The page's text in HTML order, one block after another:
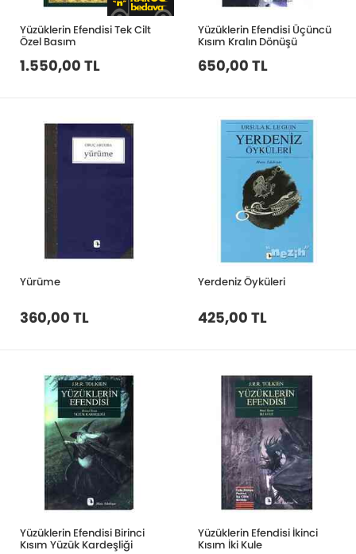
Yüzüklerin Efendisi Tek Cilt
Özel Basım
1.550,00 TL
Yüzüklerin Efendisi Üçüncü
Kısım Kralın Dönüşü
650,00 TL
Yürüme
360,00 TL
Yerdeniz Öyküleri
425,00 TL
Yüzüklerin Efendisi Birinci
Kısım Yüzük Kardeşliği
Yüzüklerin Efendisi İkinci
Kısım İki Kule